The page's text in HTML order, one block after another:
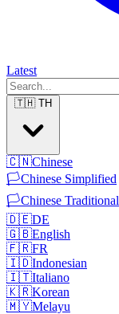
Latest
🇹🇭 TH
🇨🇳Chinese
🏳️Chinese Simplified
🏳️Chinese Traditional
🇩🇪DE
🇬🇧English
🇫🇷FR
🇮🇩Indonesian
🇮🇹Italiano
🇰🇷Korean
🇲🇾Melayu